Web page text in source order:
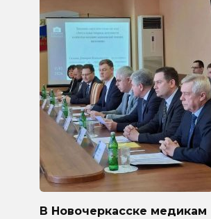
В Новочеркасске медикам